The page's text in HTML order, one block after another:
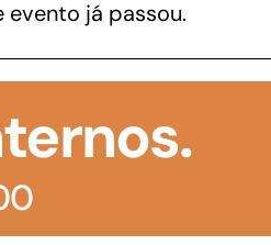
evento já passou.